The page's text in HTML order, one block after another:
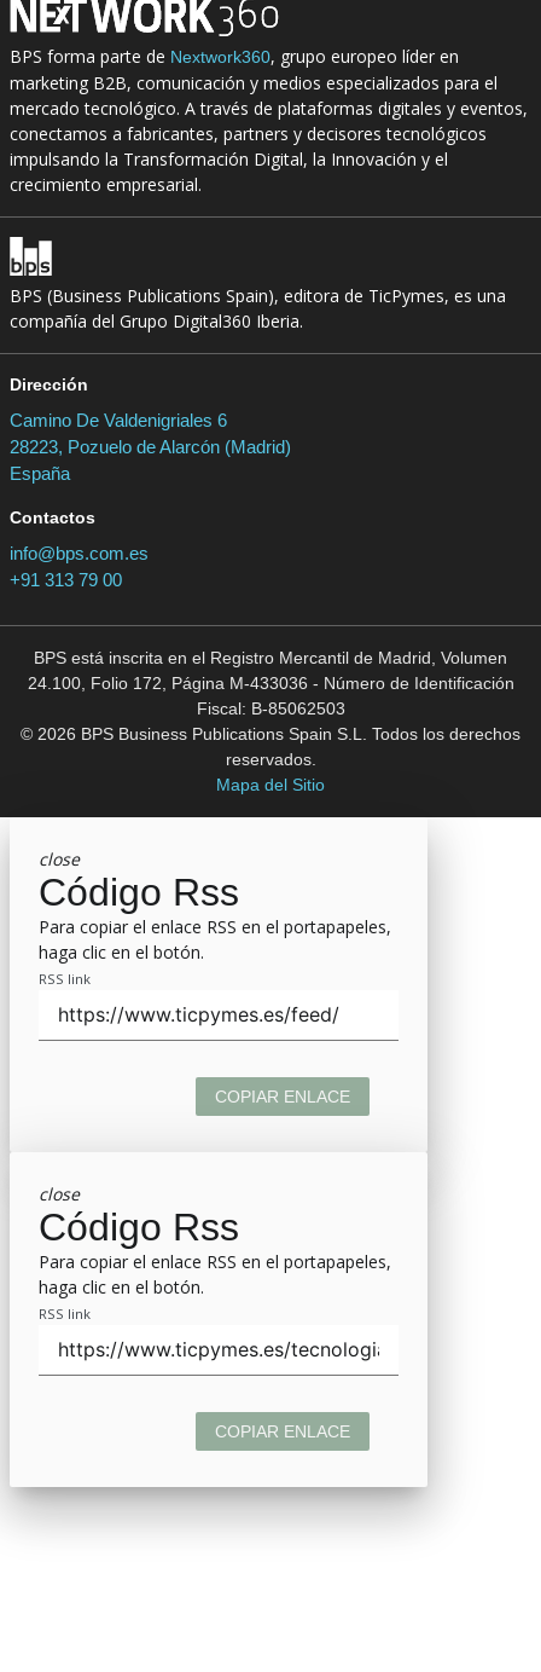
BPS forma parte de Nextwork360, grupo europeo líder en
marketing B2B, comunicación y medios especializados para el
mercado tecnológico. A través de plataformas digitales y eventos,
conectamos a fabricantes, partners y decisores tecnológicos
impulsando la Transformación Digital, la Innovación y el
crecimiento empresarial.
BPS (Business Publications Spain), editora de TicPymes, es una
compañía del Grupo Digital360 Iberia.
Dirección
Camino De Valdenigriales 6
28223, Pozuelo de Alarcón (Madrid)
España
Contactos
info@bps.com.es
+91 313 79 00
BPS está inscrita en el Registro Mercantil de Madrid, Volumen
24.100, Folio 172, Página M-433036 - Número de Identificación
Fiscal: B-85062503
© 2026 BPS Business Publications Spain S.L. Todos los derechos
reservados.
Mapa del Sitio
close
Código Rss
Para copiar el enlace RSS en el portapapeles,
haga clic en el botón.
RSS link
COPIAR ENLACE
close
Código Rss
Para copiar el enlace RSS en el portapapeles,
haga clic en el botón.
RSS link
COPIAR ENLACE